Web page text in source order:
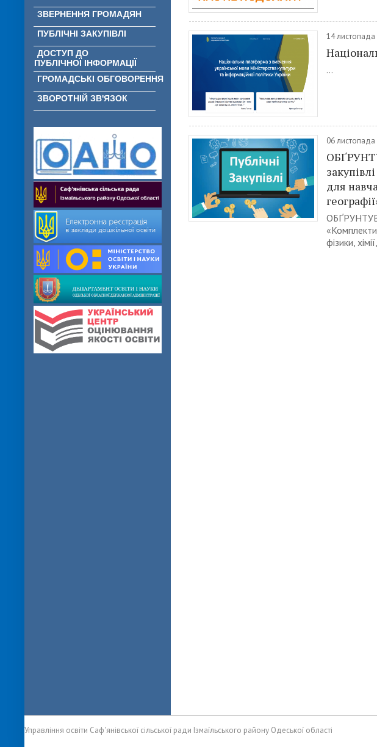
ЗВЕРНЕННЯ ГРОМАДЯН
ПУБЛІЧНІ ЗАКУПІВЛІ
ДОСТУП ДО
ПУБЛІЧНОЇ ІНФОРМАЦІЇ
ГРОМАДСЬКІ ОБГОВОРЕННЯ
ЗВОРОТНІЙ ЗВ'ЯЗОК
14 листопада
...
06
для
фізики,
Управління освіти Саф'янівської сільської ради Ізмаїльського району Одеської області